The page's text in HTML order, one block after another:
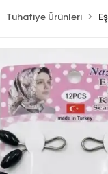
Tuhafiye Ürünleri